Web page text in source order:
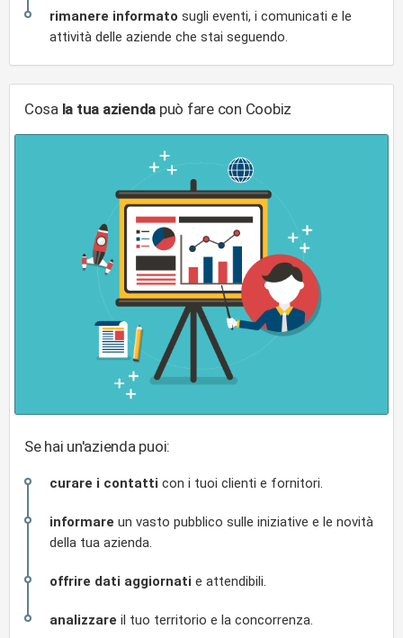
rimanere informato sugli eventi, i comunicati e le
attività delle aziende che stai seguendo.
Cosa la tua azienda può fare con Coobiz
Se hai un'azienda puoi:
curare i contatti con i tuoi clienti e fornitori.
informare un vasto pubblico sulle iniziative e le novità
della tua azienda.
offrire dati aggiornati e attendibili.
analizzare il tuo territorio e la concorrenza.